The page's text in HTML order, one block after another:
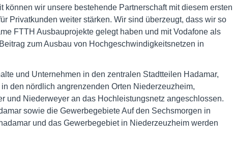
können wir unsere bestehende Partnerschaft mit diesem ersten
Privatkunden weiter stärken. Wir sind überzeugt, dass wir so
FTTH Ausbauprojekte gelegt haben und mit Vodafone als
zum Ausbau von Hochgeschwindigkeitsnetzen in
und Unternehmen in den zentralen Stadtteilen Hadamar,
den nördlich angrenzenden Orten Niederzeuzheim,
und Niederweyer an das Hochleistungsnetz angeschlossen.
sowie die Gewerbegebiete Auf den Sechsmorgen in
und das Gewerbegebiet in Niederzeuzheim werden